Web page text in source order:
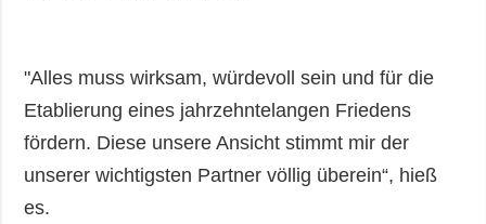
"Alles muss wirksam, würdevoll sein und für die
Etablierung eines jahrzehntelangen Friedens
fördern. Diese unsere Ansicht stimmt mir der
unserer wichtigsten Partner völlig überein“, hieß
es.